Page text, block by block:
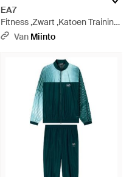
EA7
Fitness ,Zwart ,Katoen Training
Sets - Zwart
Van Miinto